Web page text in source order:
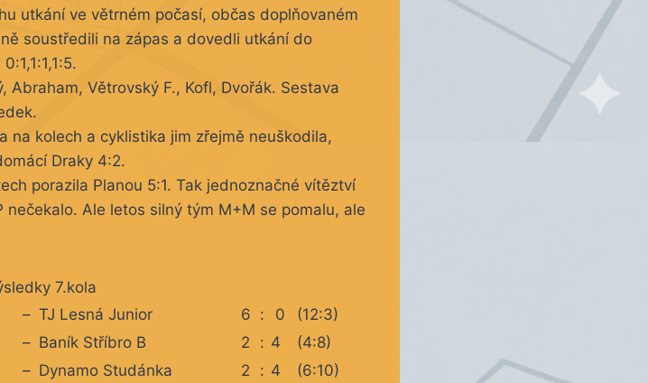
utkání ve větrném počasí, občas doplňovaném
soustředili na zápas a dovedli utkání do
Abraham, Větrovský F., Kofl, Dvořák. Sestava
na kolech a cyklistika jim zřejmě neuškodila,
Draky 4:2.
porazila Planou 5:1. Tak jednoznačné vítěztví
Ale letos silný tým M+M se pomalu, ale
7.kola
– TJ Lesná Junior 6 : 0
(12:3)
– Baník Stříbro B 2 : 4
(4:8)
– Dynamo Studánka 2 : 4 (6:10)